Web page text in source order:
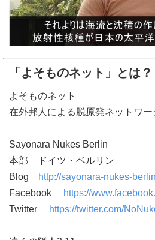
「よそものネット」とは？
よそものネット
在外邦人による脱原発ネットワー
Sayonara Nukes Berlin
本部 ドイツ・ベルリン
Blog
http://sayonara-nukes-
Facebook
https://
Twitter
https://twitter.com/